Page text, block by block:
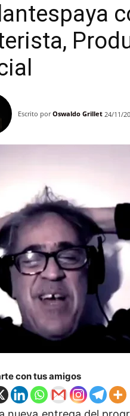
Escrito por Oswaldo Grillet 24/11/
con tus amigos